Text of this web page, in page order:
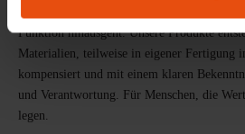
Funktion hinausgeht. Unsere Produkte
Materialien, teilweise in eigener Fertigung
kompensiert und mit einem klaren
und Verantwortung. Für Menschen, die
legen.